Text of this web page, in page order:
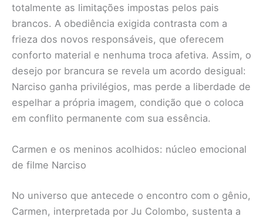
totalmente as limitações impostas pelos pais
brancos. A obediência exigida contrasta com a
frieza dos novos responsáveis, que oferecem
conforto material e nenhuma troca afetiva. Assim, o
desejo por brancura se revela um acordo desigual:
Narciso ganha privilégios, mas perde a liberdade de
espelhar a própria imagem, condição que o coloca
em conflito permanente com sua essência.
Carmen e os meninos acolhidos: núcleo emocional
de filme Narciso
No universo que antecede o encontro com o gênio,
Carmen, interpretada por Ju Colombo, sustenta a